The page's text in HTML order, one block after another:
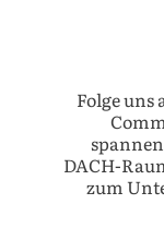
Folge
DACH-
zum